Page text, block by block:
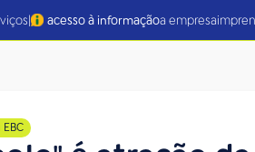
| acesso à informaçãoa empresa